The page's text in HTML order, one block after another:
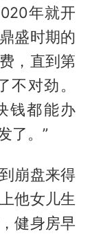
年就开
盛时期的
，直到第
不对劲。
钱都能办
了。”
崩盘来得
他女儿生
健身房早